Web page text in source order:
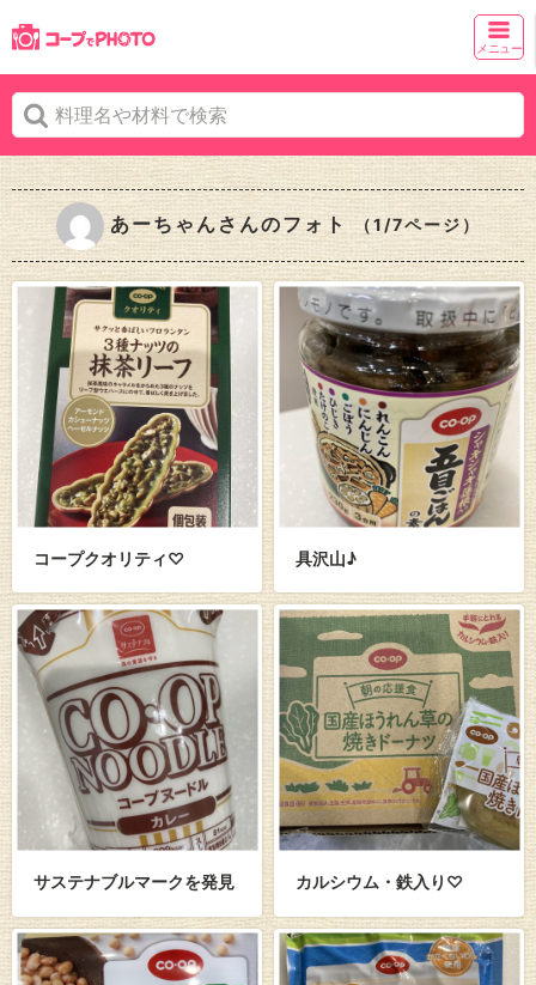
メニュー
あーちゃんさんのフォト（1/7ページ）
コープクオリティ♡ 具沢山♪
サステナブルマークを発見 カルシウム・鉄入り♡